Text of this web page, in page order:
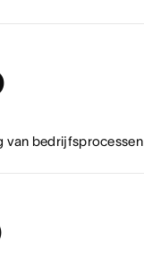
van bedrijfsprocessen